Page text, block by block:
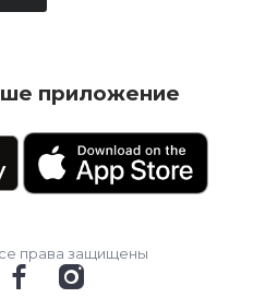
приложение
права защищены